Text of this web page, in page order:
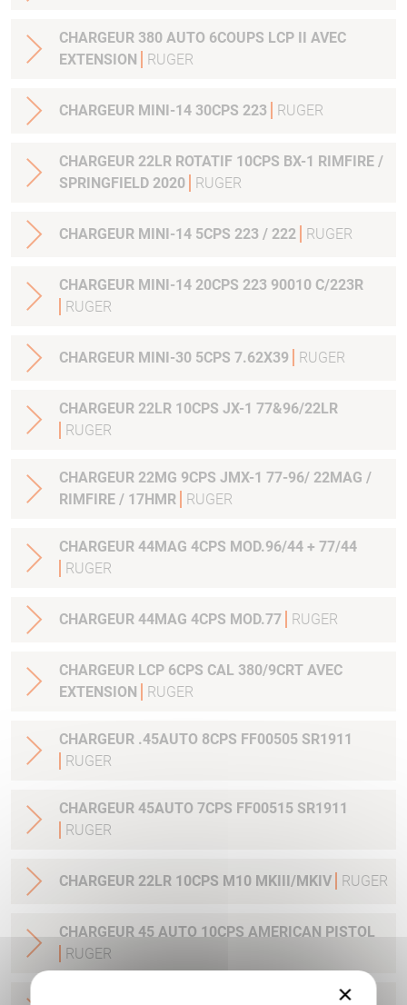
CHARGEUR 380 AUTO 6COUPS LCP II AVEC
EXTENSION
RUGER
CHARGEUR MINI-14 30CPS 223 RUGER
CHARGEUR 22LR ROTATIF 10CPS BX-1 RIMFIRE /
SPRINGFIELD 2020
RUGER
CHARGEUR MINI-14 5CPS 223 / 222 RUGER
CHARGEUR MINI-14 20CPS 223 90010 C/223R
RUGER
CHARGEUR MINI-30 5CPS 7.62X39 RUGER
CHARGEUR 22LR 10CPS JX-1 77&96/22LR
RUGER
CHARGEUR 22MG 9CPS JMX-1 77-96/ 22MAG /
RIMFIRE / 17HMR
RUGER
CHARGEUR 44MAG 4CPS MOD.96/44 + 77/44
RUGER
CHARGEUR 44MAG 4CPS MOD.77 RUGER
CHARGEUR LCP 6CPS CAL 380/9CRT AVEC
EXTENSION
RUGER
CHARGEUR .45AUTO 8CPS FF00505 SR1911
RUGER
CHARGEUR 45AUTO 7CPS FF00515 SR1911
RUGER
CHARGEUR 22LR 10CPS M10 MKIII/MKIV RUGER
CHARGEUR 45 AUTO 10CPS AMERICAN PISTOL
RUGER
CHARGEUR 9 MM LUGER AMERICAN PISTOL
×